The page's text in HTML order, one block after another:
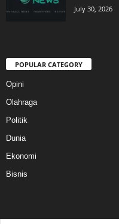
July 30, 2026
POPULAR CATEGORY
Opini
Olahraga
Politik
Dunia
Ekonomi
Bisnis